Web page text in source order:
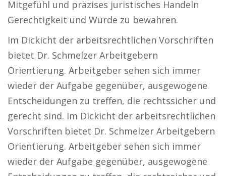
Mitgefühl und präzises juristisches Handeln
Gerechtigkeit und Würde zu bewahren.
Im Dickicht der arbeitsrechtlichen Vorschriften
bietet Dr. Schmelzer Arbeitgebern
Orientierung. Arbeitgeber sehen sich immer
wieder der Aufgabe gegenüber, ausgewogene
Entscheidungen zu treffen, die rechtssicher und
gerecht sind. Im Dickicht der arbeitsrechtlichen
Vorschriften bietet Dr. Schmelzer Arbeitgebern
Orientierung. Arbeitgeber sehen sich immer
wieder der Aufgabe gegenüber, ausgewogene